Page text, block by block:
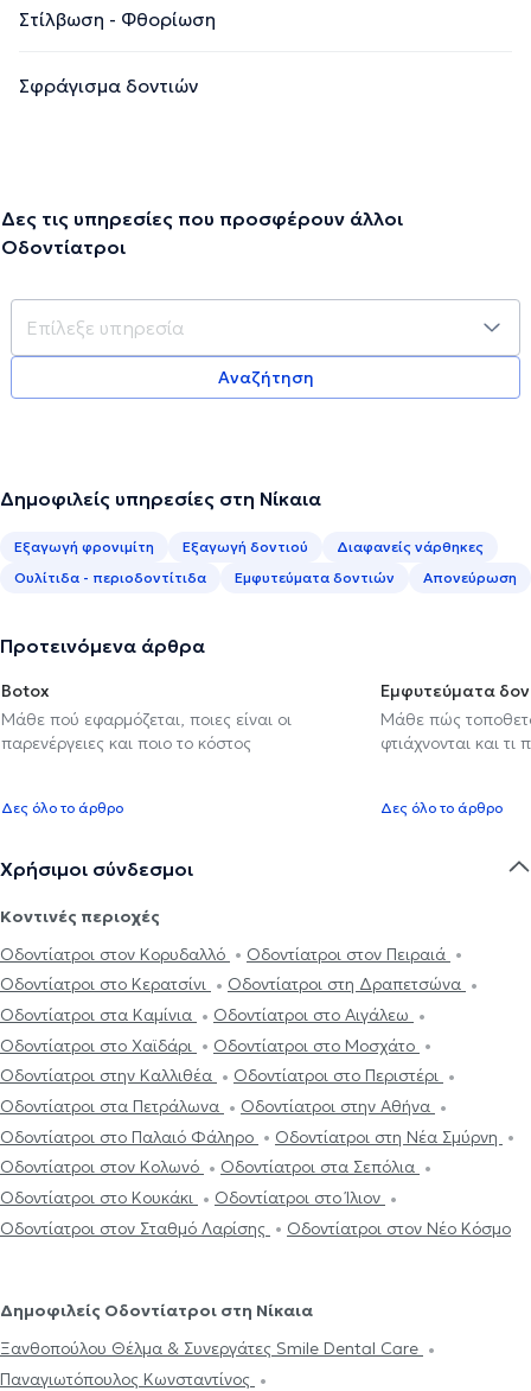
Στίλβωση - Φθορίωση
Σφράγισμα δοντιών
Δες τις υπηρεσίες που προσφέρουν άλλοι
Οδοντίατροι
Αναζήτηση
Δημοφιλείς υπηρεσίες στη Νίκαια
Εξαγωγή φρονιμίτη Εξαγωγή δοντιού
Διαφανείς νάρθηκες
Ουλίτιδα - περιοδοντίτιδα
Εμφυτεύματα δοντιών Απονεύρωση
Προτεινόμενα άρθρα
Botox
Μάθε πού εφαρμόζεται, ποιες είναι οι
παρενέργειες και ποιο το κόστος
Δες όλο το άρθρο
Εμφυτεύματα
Μάθε πώς
φτιάχνονται και τι
Δες όλο το άρθρο
Χρήσιμοι σύνδεσμοι
Κοντινές περιοχές
Οδοντίατροι στον Κορυδαλλό
Οδοντίατροι στον Πειραιά
Οδοντίατροι στο Κερατσίνι
Οδοντίατροι στη Δραπετσώνα
Οδοντίατροι στα Καμίνια
Οδοντίατροι στο Αιγάλεω
Οδοντίατροι στο Χαϊδάρι
Οδοντίατροι στο Μοσχάτο
Οδοντίατροι στην Καλλιθέα
Οδοντίατροι στο Περιστέρι
Οδοντίατροι στα Πετράλωνα
Οδοντίατροι στην Αθήνα
Οδοντίατροι στο Παλαιό Φάληρο
Οδοντίατροι στη Νέα Σμύρνη
Οδοντίατροι στον Κολωνό
Οδοντίατροι στα Σεπόλια
Οδοντίατροι στο Κουκάκι
Οδοντίατροι στο Ίλιον
Οδοντίατροι στον Σταθμό Λαρίσης
Οδοντίατροι στον Νέο Κόσμο
Δημοφιλείς Οδοντίατροι στη Νίκαια
Ξανθοπούλου Θέλμα & Συνεργάτες Smile Dental Care
Παναγιωτόπουλος Κωνσταντίνος